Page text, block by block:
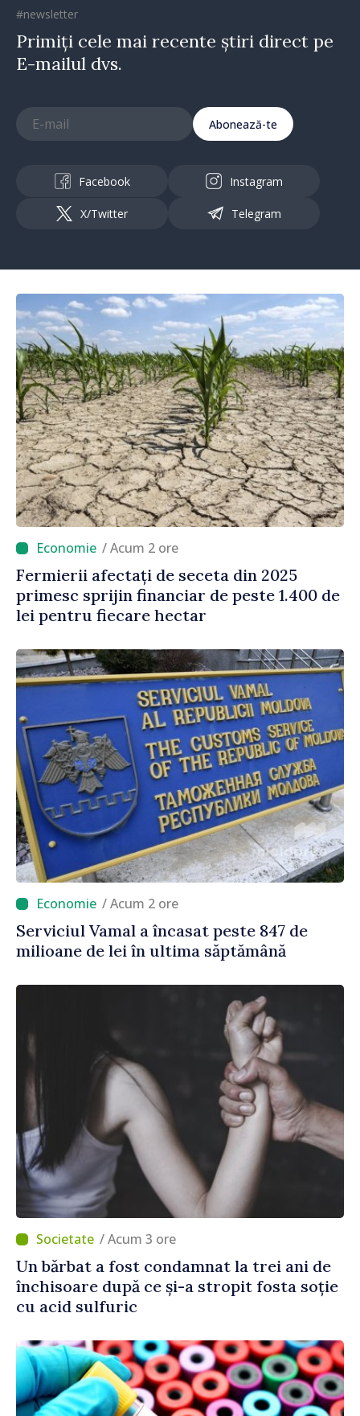
#newsletter
Primiți cele mai recente știri direct pe
E-mailul dvs.
Abonează-te
Facebook Instagram
X/Twitter Telegram
/ Acum 2 ore
Fermierii afectați de seceta din 2025
primesc sprijin financiar de peste 1.400 de
lei pentru fiecare hectar
/ Acum 2 ore
Serviciul Vamal a încasat peste 847 de
milioane de lei în ultima săptămână
/ Acum 3 ore
Un bărbat a fost condamnat la trei ani de
închisoare după ce și-a stropit fosta soție
cu acid sulfuric